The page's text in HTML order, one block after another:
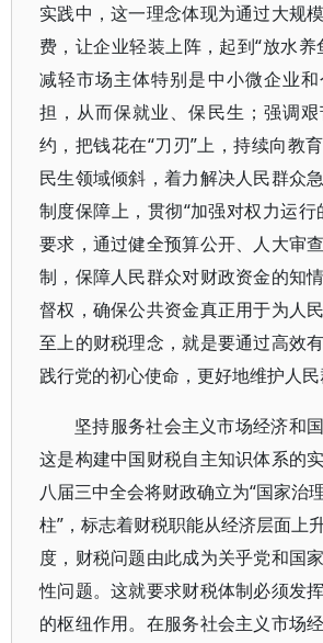
实践中，这一理念体现为通过大规
费，让企业轻装上阵，起到“放水养
减轻市场主体特别是中小微企业
担，从而保就业、保民生；强调
约，把钱花在“刀刃”上，持续向教
民生领域倾斜，着力解决人民群众
制度保障上，贯彻“加强对权力运行
要求，通过健全预算公开、人大审
制，保障人民群众对财政资金的知
督权，确保公共资金真正用于为人
至上的财税理念，就是要通过高效
践行党的初心使命，更好地维护人民
坚持服务社会主义市场经济和
这是构建中国财税自主知识体系的
八届三中全会将财政确立为“国家治
柱”，标志着财税职能从经济层面上
度，财税问题由此成为关乎党和国
性问题。这就要求财税体制必须发
的枢纽作用。在服务社会主义市场